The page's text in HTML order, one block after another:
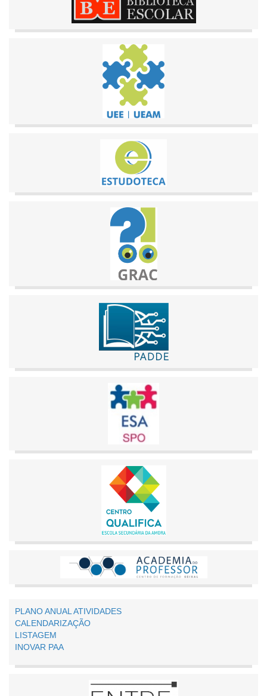
PLANO ANUAL ATIVIDADES
CALENDARIZAÇÃO
LISTAGEM
INOVAR PAA